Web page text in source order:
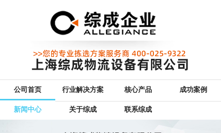
公司首页 行业解决方案 核心产品 成功案例
新闻中心 关于综成 联系综成